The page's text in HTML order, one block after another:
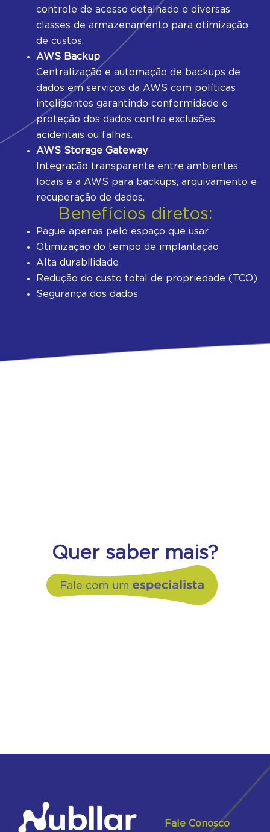
controle de acesso detalhado e diversas
classes de armazenamento para otimização
de custos.
AWS Backup
Centralização e automação de backups de
dados em serviços da AWS com políticas
inteligentes garantindo conformidade e
proteção dos dados contra exclusões
acidentais ou falhas.
AWS Storage Gateway
Integração transparente entre ambientes
locais e a AWS para backups, arquivamento e
recuperação de dados.
Benefícios diretos:
Pague apenas pelo espaço que usar
Otimização do tempo de implantação
Alta durabilidade
Redução do custo total de propriedade (TCO)
Segurança dos dados
Quer saber mais?
Fale Conosco